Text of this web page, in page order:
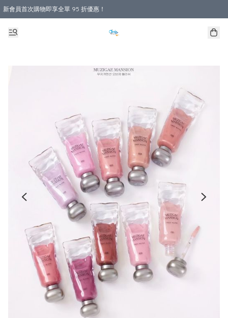
新會員首次購物即享全單 95 折優惠！
購物滿 HKD 800.00即享免運費優惠！（適用於 本地送貨、本地取貨 )